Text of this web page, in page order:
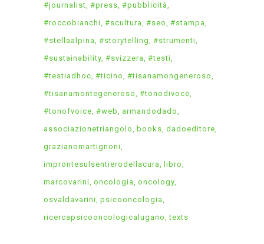
#journalist #press #pubblicità
#roccobianchi #scultura #seo #stampa
#stellaalpina #storytelling #strumenti
#sustainability #svizzera #testi
#testiadhoc #ticino #tisanamongeneroso
#tisanamontegeneroso #tonodivoce
#tonofvoice #web
armandodado
associazionetriangolo
books dadoeditore
grazianomartignoni
improntesulsentierodellacura
libro
marcovarini oncologia oncology
osvaldavarini psicooncologia
ricercapsicooncologicalugano texts